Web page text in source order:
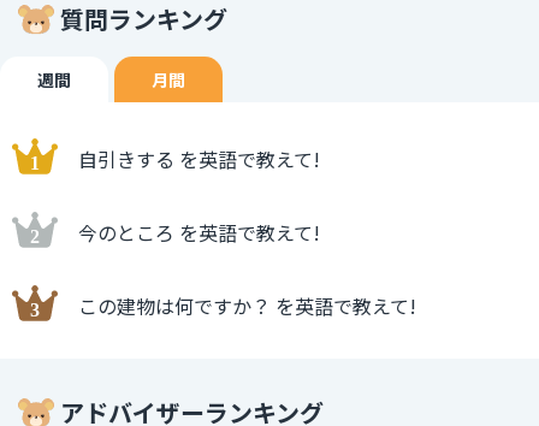
質問ランキング
週間 月間
自引きする を英語で教えて!
今のところ を英語で教えて!
この建物は何ですか？ を英語で教えて!
アドバイザーランキング